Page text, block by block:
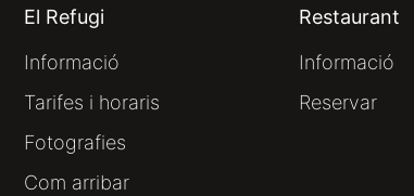
El Refugi
Informació
Tarifes i horaris
Fotografies
Com arribar
Restaurant
Informació
Reservar